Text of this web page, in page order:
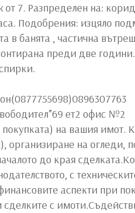
7. Разпределен на:
Подобрения: изцяло
в банята , частична
преди две
ет2 офис №2
на вашия имот.
организиране на огледи,
до края
с
аспекти при
с